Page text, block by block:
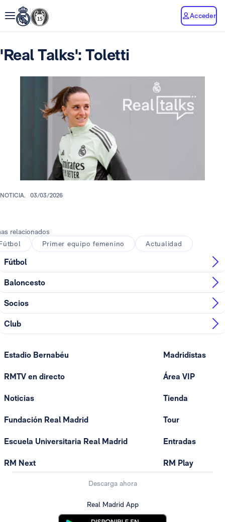
Acceder
'Real Talks': Toletti
NOTICIA. 03/03/2026
relacionados
Primer equipo femenino Actualidad
Fútbol
Baloncesto
Socios
Club
Estadio Bernabéu
RMTV en directo
Noticias
Fundación Real Madrid
Escuela Universitaria Real Madrid
RM Next
Madridistas
Área VIP
Tienda
Tour
Entradas
RM Play
Descarga ahora
Real Madrid App